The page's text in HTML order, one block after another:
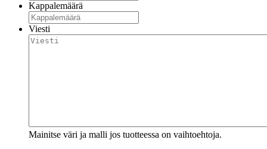
Kappalemäärä
Viesti
Mainitse väri ja malli jos tuotteessa on vaihtoehtoja.